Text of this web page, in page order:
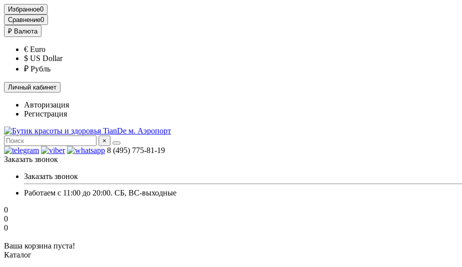
Избранное0
Сравнение0
₽ Валюта
€ Euro
$ US Dollar
₽ Рубль
Личный кабинет
Авторизация
Регистрация
×
8 (495) 775-81-19
Заказать звонок
Заказать звонок
Работаем с 11:00 до 20:00. СБ, ВС-выходные
0
0
0
Ваша корзина пуста!
Каталог